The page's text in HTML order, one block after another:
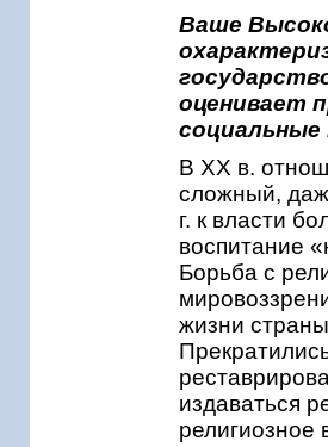
Ваше
оценивает
социальные
В XX в.
сложный,
г. к власти
воспитание
Борьба с
жизни
издаваться
религиозное